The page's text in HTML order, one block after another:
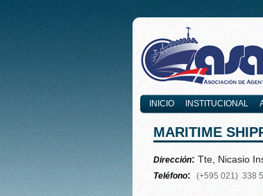
INICIO INSTITUCIONAL
MARITIME
Dirección: Tte, Nicasio
Teléfono: (+595 021) 338